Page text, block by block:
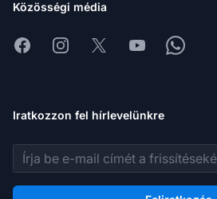
Közösségi média
FacebookInstagram
X YoutubeWhatsapp
Iratkozzon fel hírlevelünkre
E-mail cím